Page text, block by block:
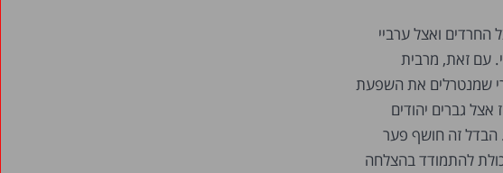
החרדים ואצל ערביי
עם זאת, מרבית
חרדית או ערבית. כפי הנראה בתרשים 3, גם אחרי שמנטרלים את השפעת
הללו על המדגם, שיעור אי-התעסוקה של 15.1 אחוז אצל גברים יהודים
לא-חרדיים עדיין גבוה ביותר מרבע לעומת הממוצע של 11.9 אחוז ב-OECD. הבדל זה חושף פער
להתמודד בהצלחה